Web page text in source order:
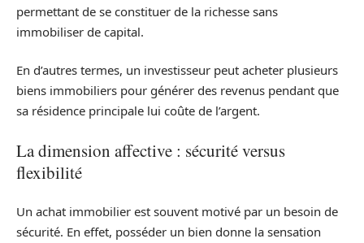
permettant de se constituer de la richesse sans
immobiliser de capital.
En d’autres termes, un investisseur peut acheter plusieurs
biens immobiliers pour générer des revenus pendant que
sa résidence principale lui coûte de l’argent.
La dimension affective : sécurité versus
flexibilité
Un achat immobilier est souvent motivé par un besoin de
sécurité. En effet, posséder un bien donne la sensation